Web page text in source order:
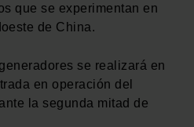
que se experimentan en
de China.
se realizará en
en operación del
la segunda mitad de